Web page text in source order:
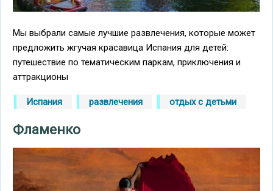
Мы выбрали самые лучшие развлечения, которые может
предложить жгучая красавица Испания для детей:
путешествие по тематическим паркам, приключения и
аттракционы
Испания развлечения отдых с детьми
Фламенко